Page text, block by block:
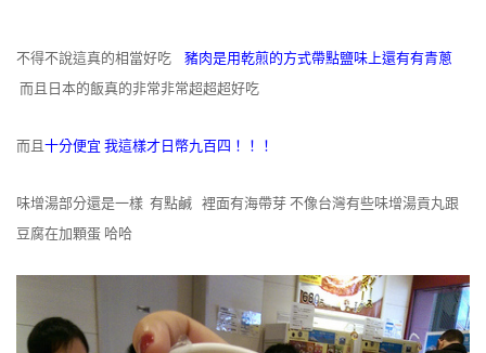
不得不說這真的相當好吃
豬肉是用乾煎的方式帶點鹽味上還有有青蔥
而且日本的飯真的非常非常超超超好吃
而且 十分便宜 我這樣才日幣九百四！！！
味增湯部分還是一樣 有點鹹 裡面有海帶芽 不像台灣有些味增湯貢丸跟
豆腐在加顆蛋 哈哈